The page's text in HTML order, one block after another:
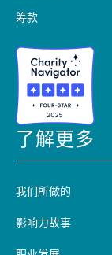
筹款
了解更多
我们所做的
影响力故事